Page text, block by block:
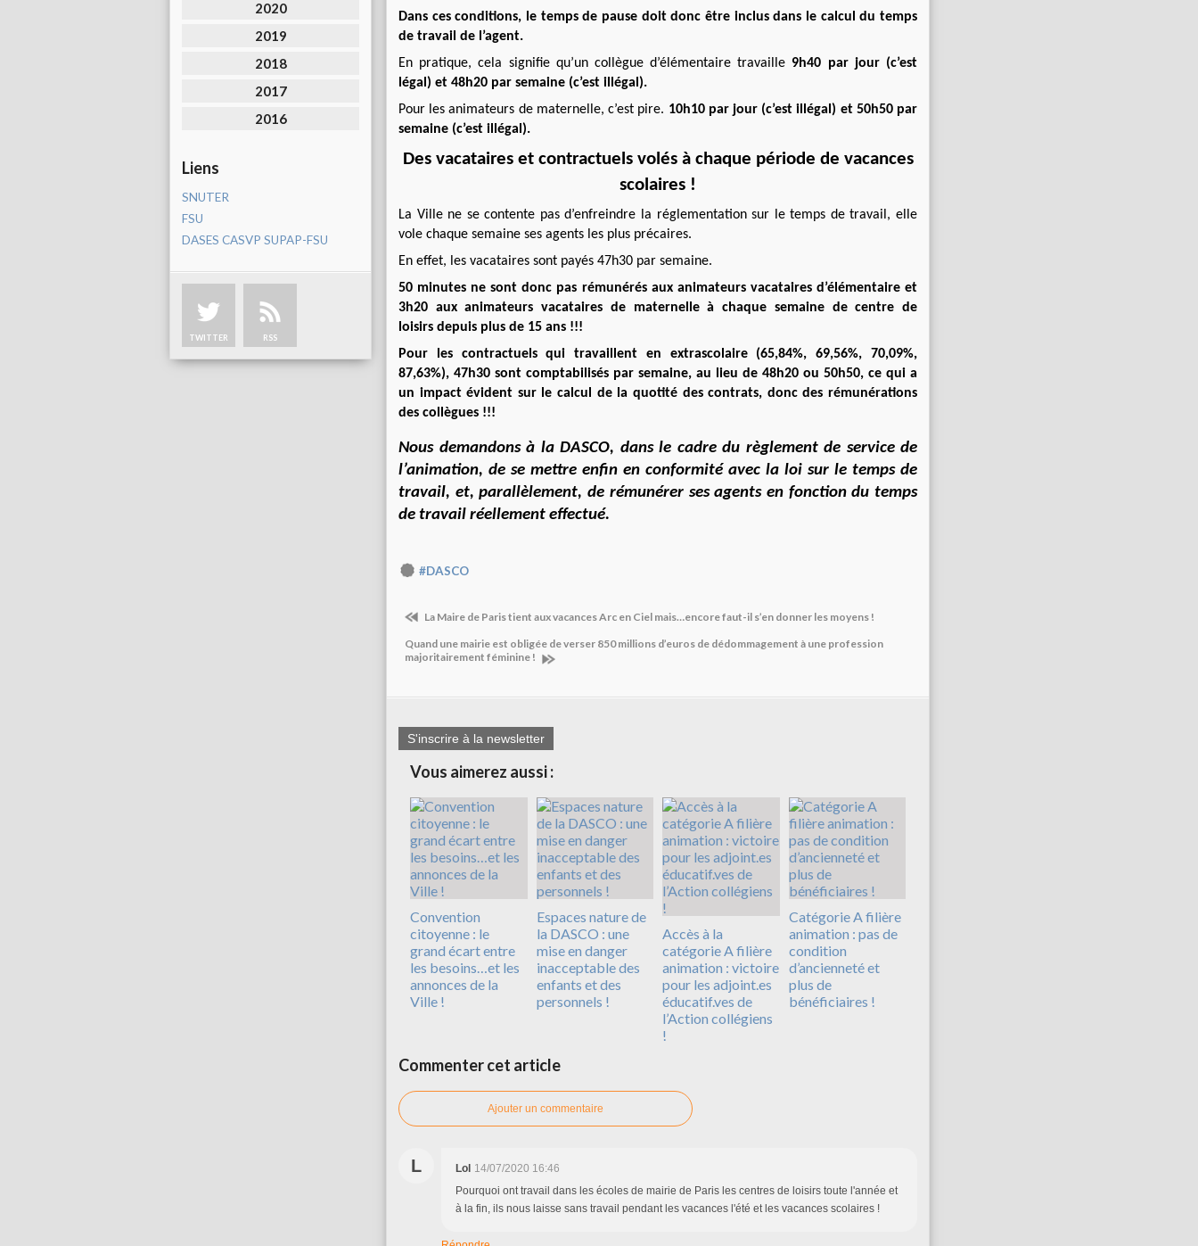
2020
2019
2018
2017
2016
Liens
SNUTER
FSU
DASES CASVP SUPAP-FSU
TWITTER RSS
Dans ces conditions, le temps de pause doit donc être inclus dans le calcul du temps
de travail de l’agent.
En pratique, cela signifie qu’un collègue d’élémentaire travaille 9h40 par jour (c’est
légal) et 48h20 par semaine (c’est illégal).
Pour les animateurs de maternelle, c’est pire. 10h10 par jour (c’est illégal) et 50h50 par
semaine (c’est illégal).
Des vacataires et contractuels volés à chaque période de vacances
scolaires !
La Ville ne se contente pas d’enfreindre la réglementation sur le temps de travail, elle
vole chaque semaine ses agents les plus précaires.
En effet, les vacataires sont payés 47h30 par semaine.
50 minutes ne sont donc pas rémunérés aux animateurs vacataires d’élémentaire et
3h20 aux animateurs vacataires de maternelle à chaque semaine de centre de
loisirs depuis plus de 15 ans !!!
Pour les contractuels qui travaillent en extrascolaire (65,84%, 69,56%, 70,09%,
87,63%), 47h30 sont comptabilisés par semaine, au lieu de 48h20 ou 50h50, ce qui a
un impact évident sur le calcul de la quotité des contrats, donc des rémunérations
des collègues !!!
Nous demandons à la DASCO, dans le cadre du règlement de service de
l’animation, de se mettre enfin en conformité avec la loi sur le temps de
travail, et, parallèlement, de rémunérer ses agents en fonction du temps
de travail réellement effectué.
#DASCO
La Maire de Paris tient aux vacances Arc en Ciel mais…encore faut-il s’en donner les moyens !
Quand une mairie est obligée de verser 850 millions d’euros de dédommagement à une profession
majoritairement féminine !
S'inscrire à la newsletter
Vous aimerez aussi :
Convention
citoyenne : le
grand écart entre
les besoins…et les
annonces de la
Ville !
Espaces nature de
la DASCO : une
mise en danger
inacceptable des
enfants et des
personnels !
Accès à la
catégorie A filière
animation : victoire
pour les adjoint.es
éducatif.ves de
l’Action collégiens
!
Catégorie A filière
animation : pas de
condition
d’ancienneté et
plus de
bénéficiaires !
Commenter cet article
Ajouter un commentaire
L Lol 14/07/2020 16:46
Pourquoi ont travail dans les écoles de mairie de Paris les centres de loisirs toute l'année et
à la fin, ils nous laisse sans travail pendant les vacances l'été et les vacances scolaires !